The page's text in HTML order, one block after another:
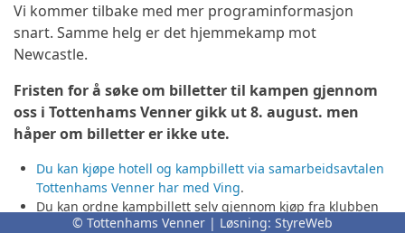
Vi kommer tilbake med mer programinformasjon
snart. Samme helg er det hjemmekamp mot
Newcastle.
Fristen for å søke om billetter til kampen gjennom
oss i Tottenhams Venner gikk ut 8. august. men
håper om billetter er ikke ute.
Du kan kjøpe hotell og kampbillett via samarbeidsavtalen
Tottenhams Venner har med Ving.
Du kan ordne kampbillett selv gjennom kjøp fra klubben
direkte, hvis det er noen ledige. Da ordner du også hotell
© Tottenhams Venner | Løsning: StyreWeb